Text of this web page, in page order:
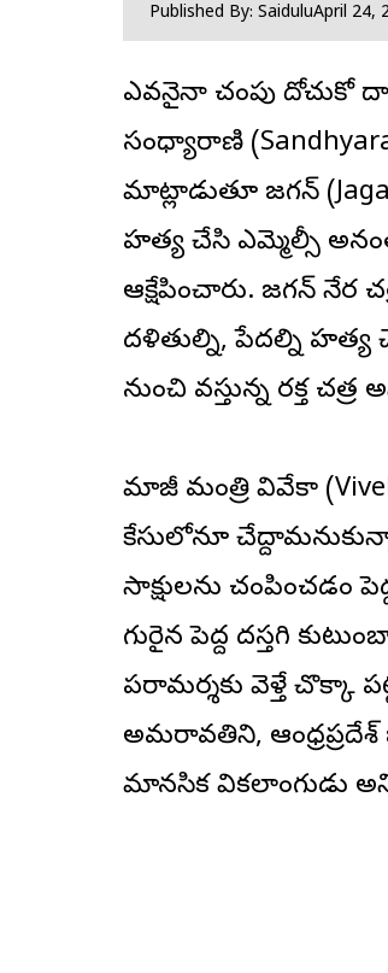
Published By: SaiduluApril 24,
ఎవరినైనా చంపు దోచుకో
సంధ్యారాణి
మాట్లాడుతూ జగన్
హత్య చేసి ఎమ్మెల్సీ
ఆక్షేపించారు. జగన్
దళితుల్ని, పేదల్ని
నుంచి వస్తున్న రక్త
మాజీ మంత్రి వివేకా
కేసులోనూ
సాక్షులను
గురైన పెద్ద దస్తగిరి
పరామర్శకు వెళ్తే చొక్కా
అమరావతిని,
మానసిక వికలాంగుడు